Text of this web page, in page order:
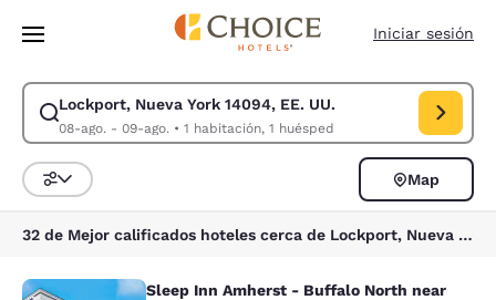
Pasar A Contenido Principal
Iniciar sesión
Lockport, Nueva York 14094, EE. UU.
08-ago. - 09-ago.• 1 habitación, 1 huésped
Modificar la búsqueda de Lockport, Nueva York 14094, EE. UU..
Ordenar y filtrar
Map
32 de Mejor calificados hoteles cerca de Lockport, Nueva York 14094, EE. UU.
Sleep Inn Amherst - Buffalo North near